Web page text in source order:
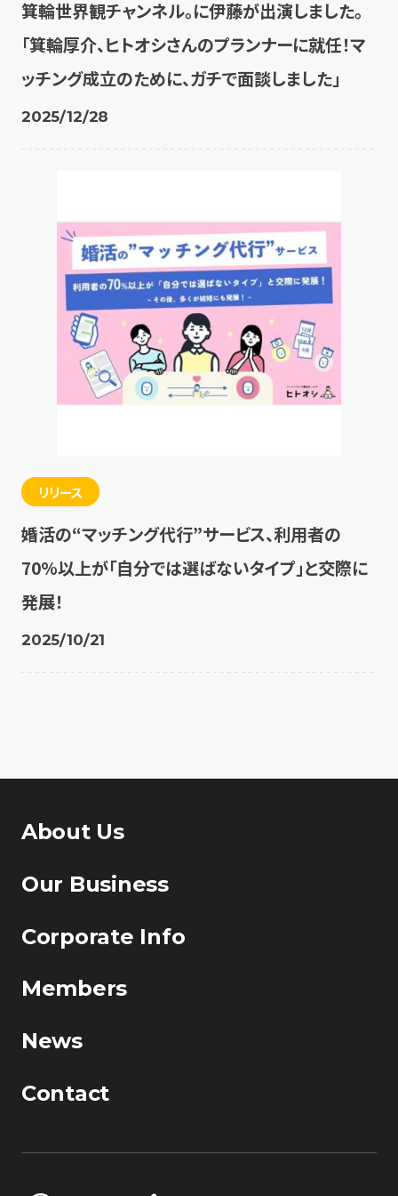
箕輪世界観チャンネル。に伊藤が出演しました。
「箕輪厚介、ヒトオシさんのプランナーに就任！マ
ッチング成立のために、ガチで面談しました」
2025/12/28
リリース
婚活の“マッチング代行”サービス、利用者の
70%以上が「自分では選ばないタイプ」と交際に
発展！
2025/10/21
About Us
Our Business
Corporate Info
Members
News
Contact